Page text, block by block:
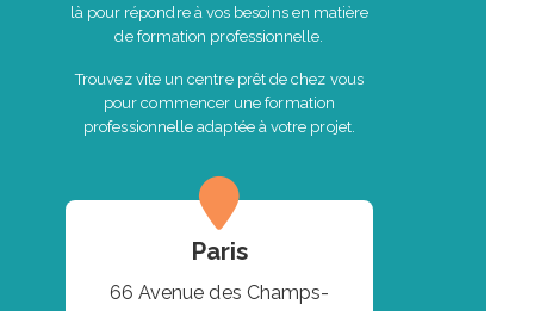
là pour répondre à vos besoins en matière
de formation professionnelle.
Trouvez vite un centre prêt de chez vous
pour commencer une formation
professionnelle adaptée à votre projet.
Paris
66 Avenue des Champs-